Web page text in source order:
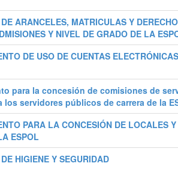
ARANCELES, MATRICULAS Y
Y NIVEL DE GRADO DE LA
DE USO DE CUENTAS
para la concesión de comisiones de
los servidores públicos de carrera de la
PARA LA CONCESIÓN DE LOCALES Y
ESPOL
HIGIENE Y SEGURIDAD